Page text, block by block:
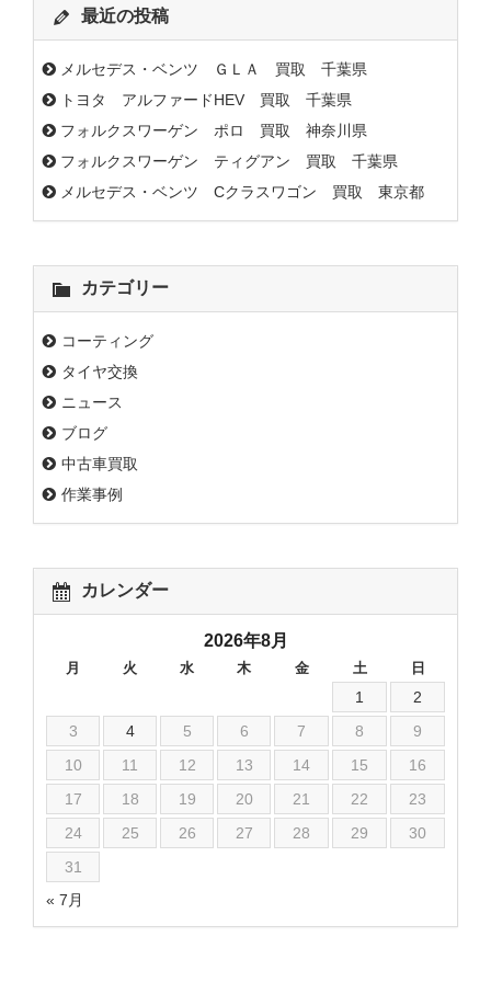
最近の投稿
メルセデス・ベンツ ＧＬＡ 買取 千葉県
トヨタ アルファードHEV 買取 千葉県
フォルクスワーゲン ポロ 買取 神奈川県
フォルクスワーゲン ティグアン 買取 千葉県
メルセデス・ベンツ Cクラスワゴン 買取 東京都
カテゴリー
コーティング
タイヤ交換
ニュース
ブログ
中古車買取
作業事例
カレンダー
2026年8月
月 火 水 木 金 土 日
« 7月
1
2
3
4 5 6 7 8
9
10
11 12 13 14 15
16
17
18 19 20 21 22
23
24
25 26 27 28 29
30
31